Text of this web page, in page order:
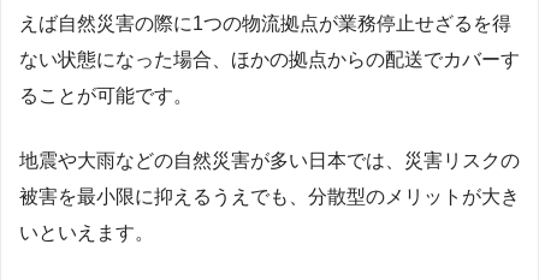
えば自然災害の際に1つの物流拠点が業務停止せざるを得
ない状態になった場合、ほかの拠点からの配送でカバーす
ることが可能です。
地震や大雨などの自然災害が多い日本では、災害リスクの
被害を最小限に抑えるうえでも、分散型のメリットが大き
いといえます。